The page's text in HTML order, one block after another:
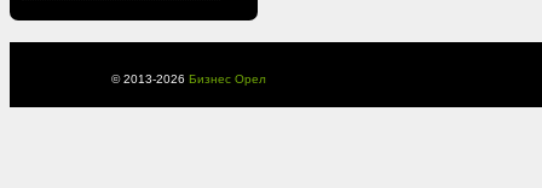
© 2013-2026 Бизнес Орел